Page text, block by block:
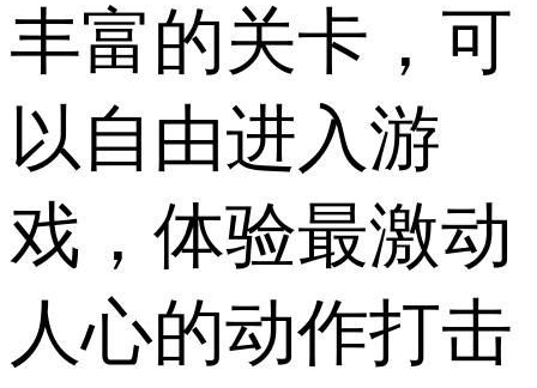
丰富的关卡，可
以自由进入游
戏，体验最激动
人心的动作打击